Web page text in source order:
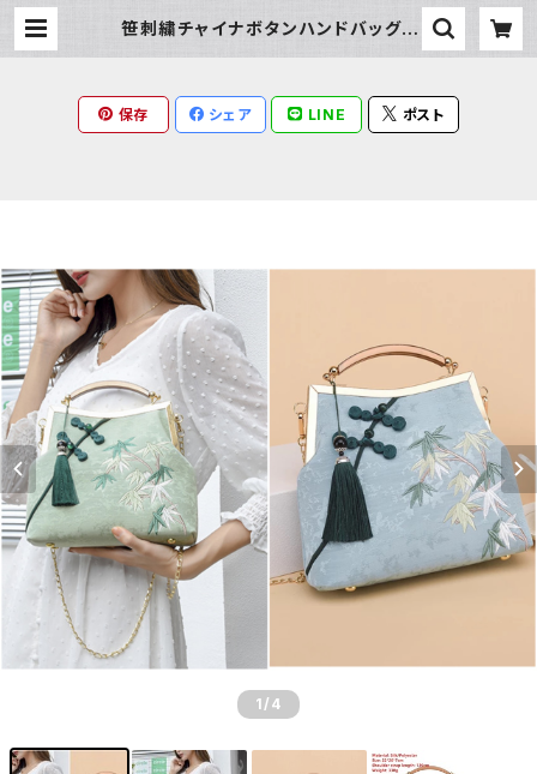
笹刺繍チャイナボタンハンドバッグ |
保存 シェア LINE ポスト
1 /4